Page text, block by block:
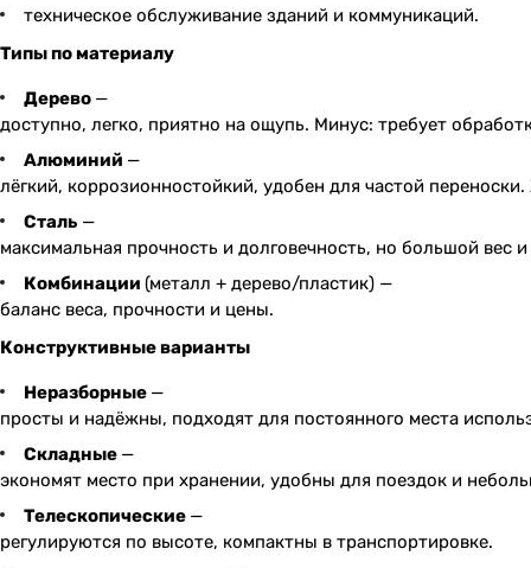
техническое обслуживание зданий и коммуникаций.
Типы по материалу
Дерево —
доступно, легко, приятно на ощупь. Минус: требует
Алюминий —
лёгкий, коррозионностойкий, удобен для частой
Сталь —
максимальная прочность и долговечность, но большой вес
Комбинации (металл + дерево/пластик) —
баланс веса, прочности и цены.
Конструктивные варианты
Неразборные —
просты и надёжны, подходят для постоянного места
Складные —
экономят место при хранении, удобны для поездок и
Телескопические —
регулируются по высоте, компактны в транспортировке.